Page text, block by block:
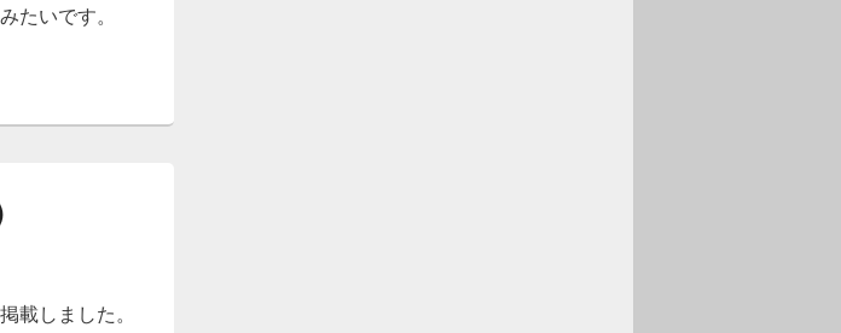
たいです。
載しました。